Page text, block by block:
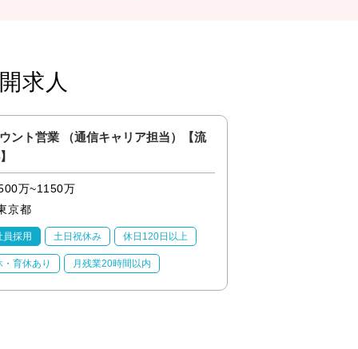
求人
ント営業 （通信キャリア担当）【流
万~1150万
京都
員採用 土日祝休み 休日120日以上
・育休あり 月残業20時間以内